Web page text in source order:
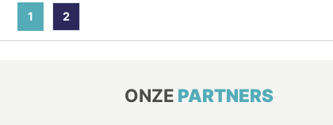
1 2
ONZE PARTNERS